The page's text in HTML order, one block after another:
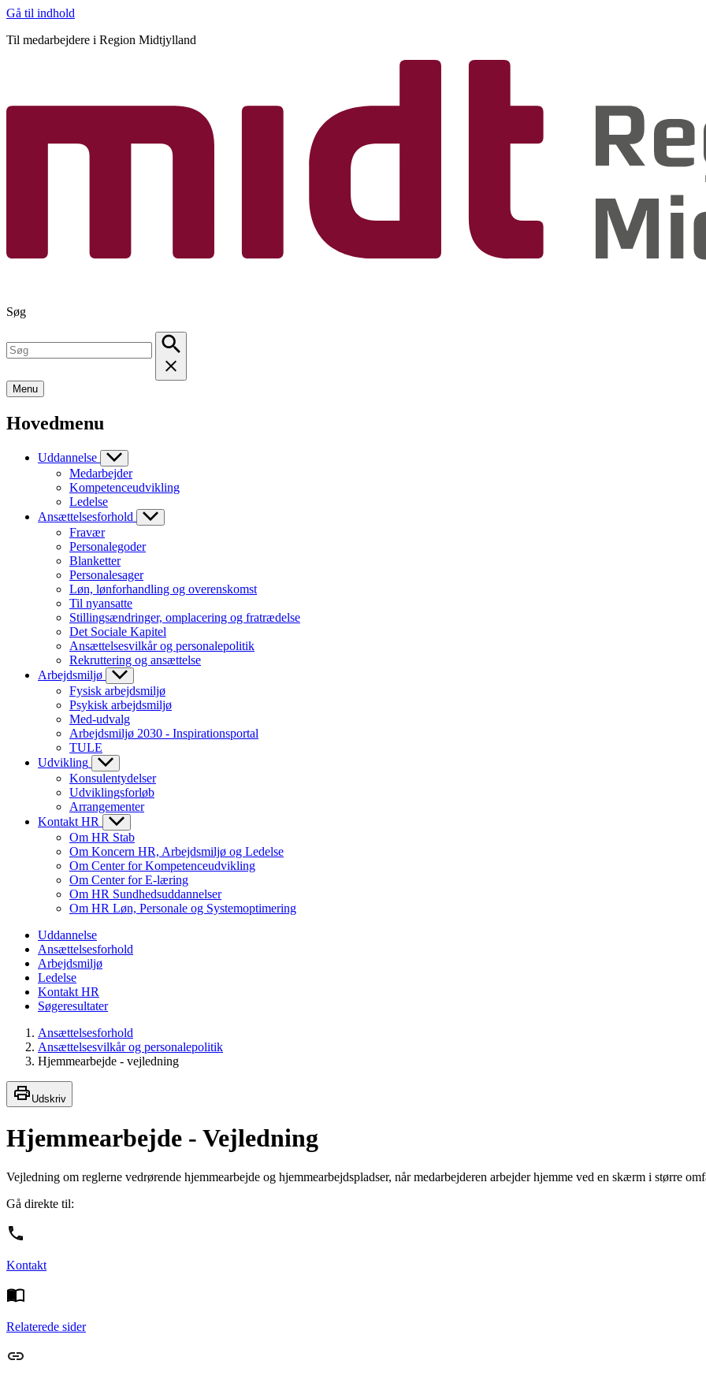
Gå til indhold
Til medarbejdere i Region Midtjylland
Søg
Menu
Hovedmenu
Uddannelse
Medarbejder
Kompetenceudvikling
Ledelse
Ansættelsesforhold
Fravær
Personalegoder
Blanketter
Personalesager
Løn, lønforhandling og overenskomst
Til nyansatte
Stillingsændringer, omplacering og fratrædelse
Det Sociale Kapitel
Ansættelsesvilkår og personalepolitik
Rekruttering og ansættelse
Arbejdsmiljø
Fysisk arbejdsmiljø
Psykisk arbejdsmiljø
Med-udvalg
Arbejdsmiljø 2030 - Inspirationsportal
TULE
Udvikling
Konsulentydelser
Udviklingsforløb
Arrangementer
Kontakt HR
Om HR Stab
Om Koncern HR, Arbejdsmiljø og Ledelse
Om Center for Kompetenceudvikling
Om Center for E-læring
Om HR Sundhedsuddannelser
Om HR Løn, Personale og Systemoptimering
Uddannelse
Ansættelsesforhold
Arbejdsmiljø
Ledelse
Kontakt HR
Søgeresultater
Ansættelsesforhold
Ansættelsesvilkår og personalepolitik
Hjemmearbejde - vejledning
Udskriv
Hjemmearbejde - Vejledning
Vejledning om reglerne vedrørende hjemmearbejde og hjemmearbejdspladser, når medarbejderen arbejder hjemme ved en skærm i større
Gå direkte til:
Kontakt
Relaterede sider